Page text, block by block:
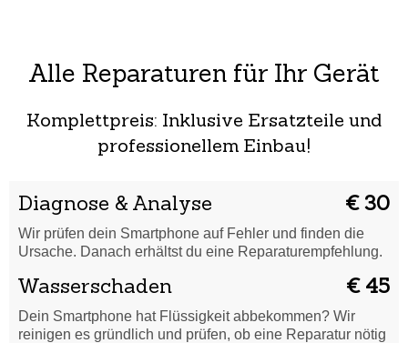
Alle Reparaturen für Ihr Gerät
Komplettpreis: Inklusive Ersatzteile und
professionellem Einbau!
Diagnose & Analyse € 30
Wir prüfen dein Smartphone auf Fehler und finden die
Ursache. Danach erhältst du eine Reparaturempfehlung.
Wasserschaden € 45
Dein Smartphone hat Flüssigkeit abbekommen? Wir
reinigen es gründlich und prüfen, ob eine Reparatur nötig